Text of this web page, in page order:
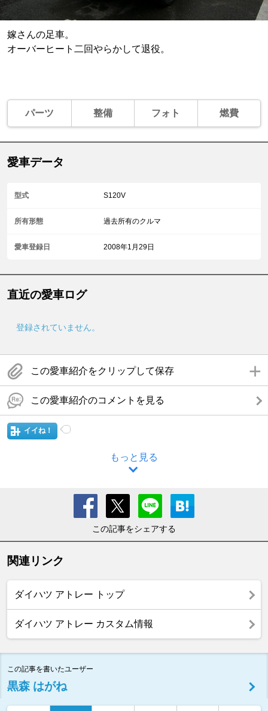
嫁さんの足車。
オーバーヒート二回やらかして退役。
パーツ 整備 フォト 燃費
愛車データ
型式 S120V
所有形態 過去所有のクルマ
愛車登録日 2008年1月29日
直近の愛車ログ
登録されていません。
この愛車紹介をクリップして保存
この愛車紹介のコメントを見る
イイね！
もっと見る
この記事をシェアする
関連リンク
ダイハツ アトレー トップ
ダイハツ アトレー カスタム情報
この記事を書いたユーザー
黒森 はがね